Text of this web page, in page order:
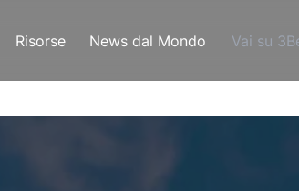
Risorse News dal Mondo Vai su